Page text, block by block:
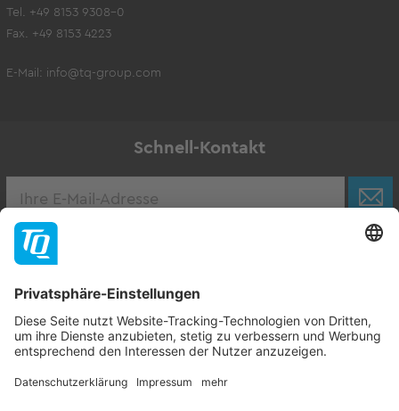
Tel. +49 8153 9308-0
Fax. +49 8153 4223
E-Mail: info@tq-group.com
Schnell-Kontakt
Zur Stellenbörse
Follow TQ-Group